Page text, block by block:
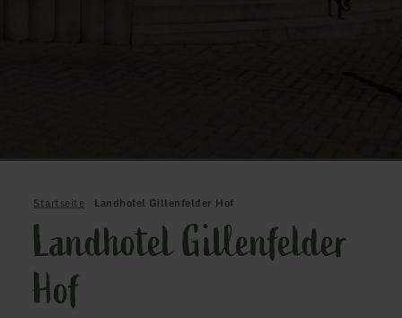
Startseite Landhotel Gillenfelder Hof
Landhotel Gillenfelder
Hof